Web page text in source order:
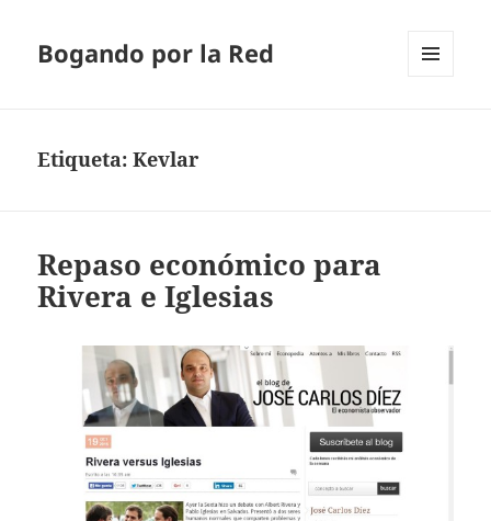
Bogando por la Red
Etiqueta:Kevlar
Repaso económico para
Rivera e Iglesias